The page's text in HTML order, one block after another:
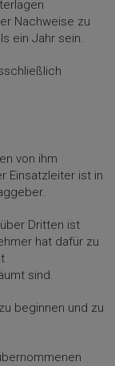
Nachweise zu
ein Jahr sein.
von ihm
Einsatzleiter ist in
Dritten ist
hat dafür zu
sind.
beginnen und zu